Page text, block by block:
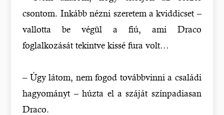
csontom. Inkább nézni szeretem a kviddicset –
vallotta be végül a fiú, ami Draco
foglalkozását tekintve kissé fura volt…
– Úgy látom, nem fogod továbbvinni a családi
hagyományt – húzta el a száját színpadiasan
Draco.